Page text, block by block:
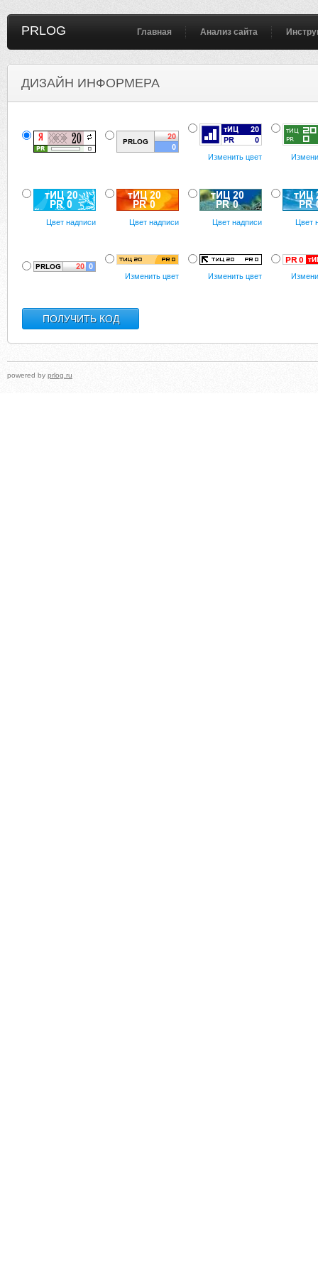
PRLOG Главная Анализ сайта
ДИЗАЙН ИНФОРМЕРА
Изменить цвет
Цвет надписи Цвет надписи Цвет надписи Цвет
Изменить цвет Изменить цвет
powered by prlog.ru